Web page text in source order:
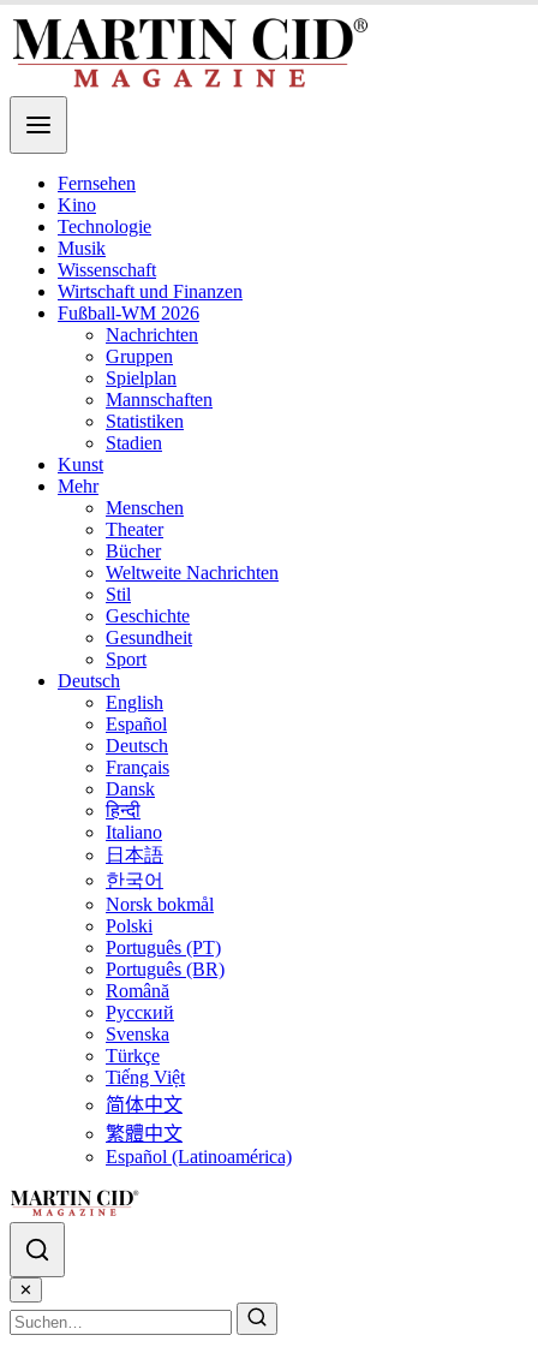
Fernsehen
Kino
Technologie
Musik
Wissenschaft
Wirtschaft und Finanzen
Fußball-WM 2026
Nachrichten
Gruppen
Spielplan
Mannschaften
Statistiken
Stadien
Kunst
Mehr
Menschen
Theater
Bücher
Weltweite Nachrichten
Stil
Geschichte
Gesundheit
Sport
Deutsch
English
Español
Deutsch
Français
Dansk
हिन्दी
Italiano
日本語
한국어
Norsk bokmål
Polski
Português (PT)
Português (BR)
Română
Русский
Svenska
Türkçe
Tiếng Việt
简体中文
繁體中文
Español (Latinoamérica)
✕